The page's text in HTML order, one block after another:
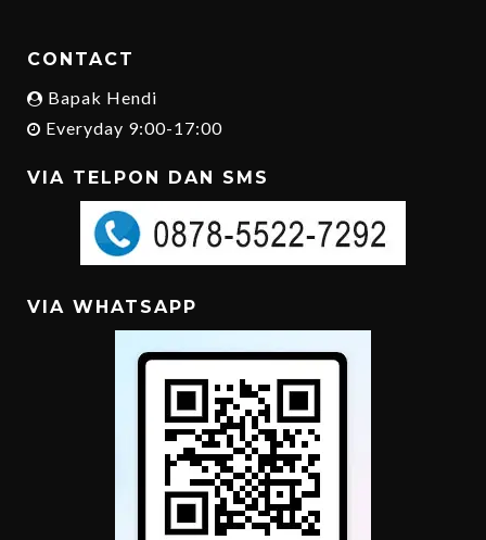
CONTACT
Bapak Hendi
Everyday 9:00-17:00
VIA TELPON DAN SMS
VIA WHATSAPP